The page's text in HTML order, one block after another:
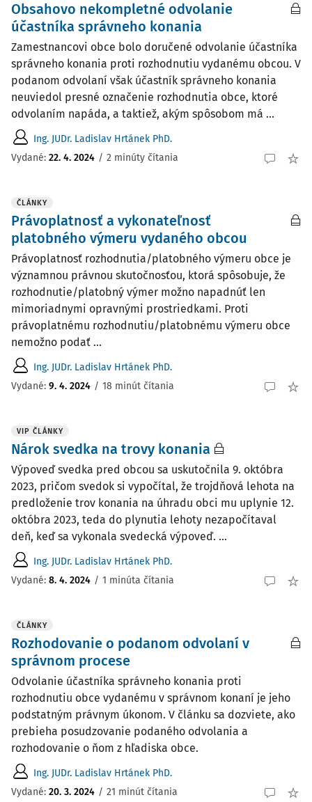
Obsahovo nekompletné odvolanie
účastníka správneho konania
Zamestnancovi obce bolo doručené odvolanie účastníka
správneho konania proti rozhodnutiu vydanému obcou. V
podanom odvolaní však účastník správneho konania
neuviedol presné označenie rozhodnutia obce, ktoré
odvolaním napáda, a taktiež, akým spôsobom má ...
Ing. JUDr. Ladislav Hrtánek PhD.
Vydané: 22. 4. 2024 / 2 minúty čítania
ČLÁNKY
Právoplatnosť a vykonateľnosť
platobného výmeru vydaného obcou
Právoplatnosť rozhodnutia/platobného výmeru obce je
významnou právnou skutočnosťou, ktorá spôsobuje, že
rozhodnutie/platobný výmer možno napadnúť len
mimoriadnymi opravnými prostriedkami. Proti
právoplatnému rozhodnutiu/platobnému výmeru obce
nemožno podať ...
Ing. JUDr. Ladislav Hrtánek PhD.
Vydané: 9. 4. 2024 / 18 minút čítania
VIP ČLÁNKY
Nárok svedka na trovy konania
Výpoveď svedka pred obcou sa uskutočnila 9. októbra
2023, pričom svedok si vypočítal, že trojdňová lehota na
predloženie trov konania na úhradu obci mu uplynie 12.
októbra 2023, teda do plynutia lehoty nezapočítaval
deň, keď sa vykonala svedecká výpoveď. ...
Ing. JUDr. Ladislav Hrtánek PhD.
Vydané: 8. 4. 2024 / 1 minúta čítania
ČLÁNKY
Rozhodovanie o podanom odvolaní v
správnom procese
Odvolanie účastníka správneho konania proti
rozhodnutiu obce vydanému v správnom konaní je jeho
podstatným právnym úkonom. V článku sa dozviete, ako
prebieha posudzovanie podaného odvolania a
rozhodovanie o ňom z hľadiska obce.
Ing. JUDr. Ladislav Hrtánek PhD.
Vydané: 20. 3. 2024 / 21 minút čítania